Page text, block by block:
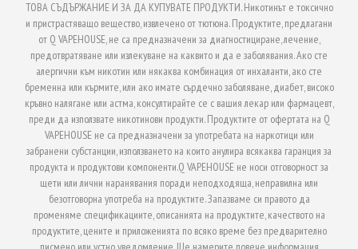
ТОВА СЪДЪРЖАНИЕ И ЗА ДА КУПУВАТЕ ПРОДУКТИ. Никотинът е токсично
и пристрастяващо вещество, извлечено от тютюна. Продуктите, предлагани
от Q VAPEHOUSE, не са предназначени за диагностициране, лечение,
предотвратяване или излекуване на каквито и да е заболявания. Ако сте
алергични към никотин или някаква комбинация от инхаланти, ако сте
бременна или кърмите, или ако имате сърдечно заболяване, диабет, високо
кръвно налягане или астма, консултирайте се с вашия лекар или фармацевт,
преди да използвате никотинови продукти. Продуктите от офертата на Q
VAPEHOUSE не са предназначени за употребата на наркотици или
забранени субстанции, използването на които анулира всякаква гаранция за
продукта и продуктови компоненти.Q VAPEHOUSE не носи отговорност за
щети или лични наранявания поради неподходяща, неправилна или
безотговорна употреба на продуктите. Запазваме си правото да
променяме спецификациите, описанията на продуктите, качеството на
продуктите, цените и приложенията по всяко време без предварително